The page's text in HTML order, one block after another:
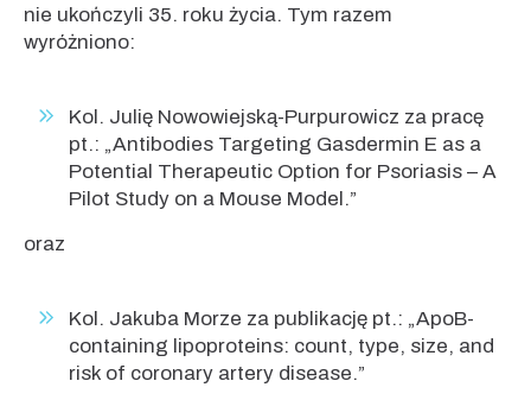
nie ukończyli 35. roku życia. Tym razem
wyróżniono:
Kol. Julię Nowowiejską-Purpurowicz za pracę
pt.: „Antibodies Targeting Gasdermin E as a
Potential Therapeutic Option for Psoriasis – A
Pilot Study on a Mouse Model.”
oraz
Kol. Jakuba Morze za publikację pt.: „ApoB-
containing lipoproteins: count, type, size, and
risk of coronary artery disease.”